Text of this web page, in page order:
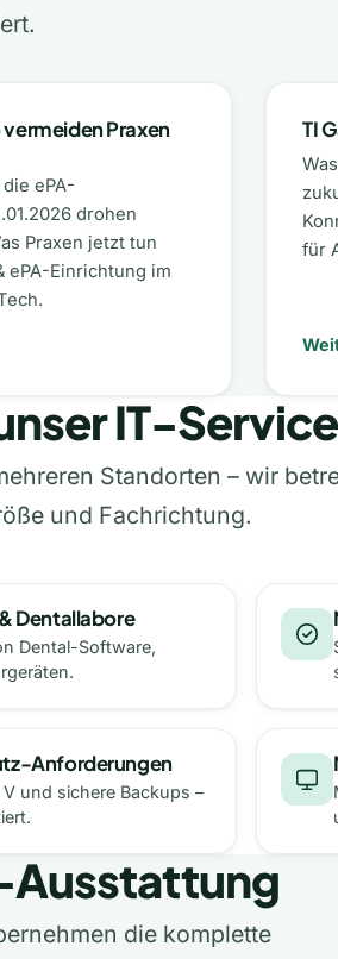
vermeiden Praxen
ePA-
drohen
Praxen jetzt tun
ePA-Einrichtung im
TI
für
IT-
Standorten – wir
und Fachrichtung.
Dentallabore
Dental-Software,
Anforderungen
V und sichere Backups –
Ausstattung
die komplette